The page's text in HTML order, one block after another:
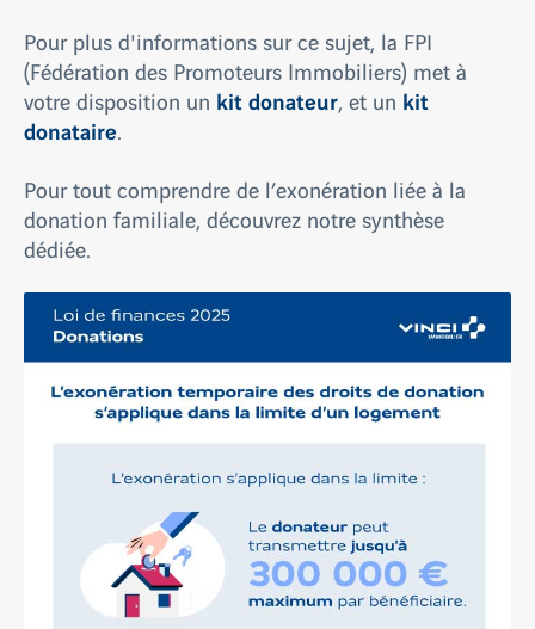
Pour plus d'informations sur ce sujet, la FPI
(Fédération des Promoteurs Immobiliers) met à
votre disposition un kit donateur, et un kit
donataire.
Pour tout comprendre de l’exonération liée à la
donation familiale, découvrez notre synthèse
dédiée.